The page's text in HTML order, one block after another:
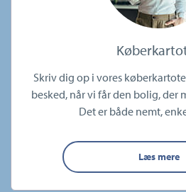
Skriv dig op i vores
besked, når vi får den bolig, der
Det er både nemt,
Læs mere